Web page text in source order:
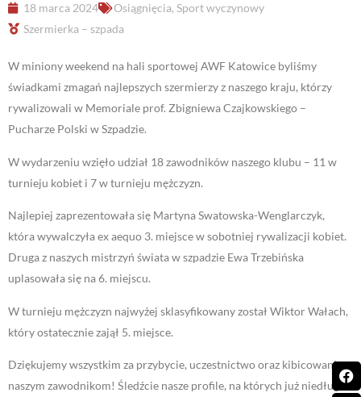
18 marca 2024 Osiągnięcia,Sport wyczynowy
Szermierka – szpada
W miniony weekend na hali sportowej AWF Katowice byliśmy
świadkami zmagań najlepszych szermierzy z naszego kraju, którzy
rywalizowali w Memoriale prof. Zbigniewa Czajkowskiego –
Pucharze Polski w Szpadzie.
W wydarzeniu wzięło udział 18 zawodników naszego klubu – 11 w
turnieju kobiet i 7 w turnieju mężczyzn.
Najlepiej zaprezentowała się Martyna Swatowska-Wenglarczyk,
która wywalczyła ex aequo 3. miejsce w sobotniej rywalizacji kobiet.
Druga z naszych mistrzyń świata w szpadzie Ewa Trzebińska
uplasowała się na 6. miejscu.
W turnieju mężczyzn najwyżej sklasyfikowany został Wiktor Wałach,
który ostatecznie zajął 5. miejsce.
Dziękujemy wszystkim za przybycie, uczestnictwo oraz kibicowanie
naszym zawodnikom! Śledźcie nasze profile, na których już niedługo